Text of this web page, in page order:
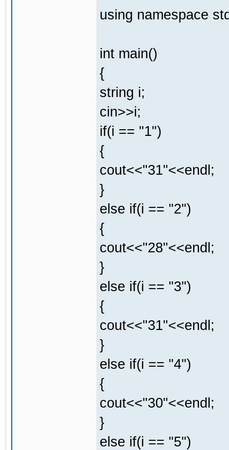
using namespace
int main()
{
string i;
cin>>i;
if(i == "1")
{
cout<<"31"<<endl;
}
else if(i == "2")
{
cout<<"28"<<endl;
}
else if(i == "3")
{
cout<<"31"<<endl;
}
else if(i == "4")
{
cout<<"30"<<endl;
}
else if(i == "5")